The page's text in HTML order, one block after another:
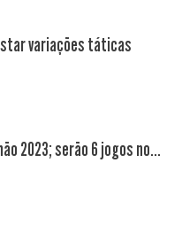
variações táticas
2023; serão 6 jogos no...